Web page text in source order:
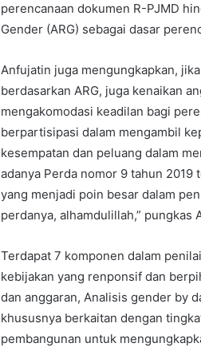
perencanaan dokumen R-PJMD
Gender (ARG) sebagai dasar
Anfujatin juga mengungkapkan,
berdasarkan ARG, juga kenaikan
mengakomodasi keadilan bagi
berpartisipasi dalam mengambil
kesempatan dan peluang dalam
adanya Perda nomor 9 tahun
yang menjadi poin besar dalam
perdanya, alhamdulillah,” pungkas
Terdapat 7 komponen dalam
kebijakan yang renponsif dan
dan anggaran, Analisis gender by
khususnya berkaitan dengan
pembangunan untuk